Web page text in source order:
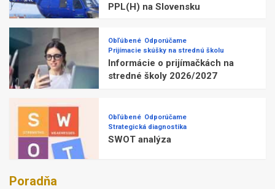
PPL(H) na Slovensku
Obľúbené Odporúčame
Prijímacie skúšky na strednú školu
Informácie o prijímačkách na
stredné školy 2026/2027
Obľúbené Odporúčame
Strategická diagnostika
SWOT analýza
Poradňa